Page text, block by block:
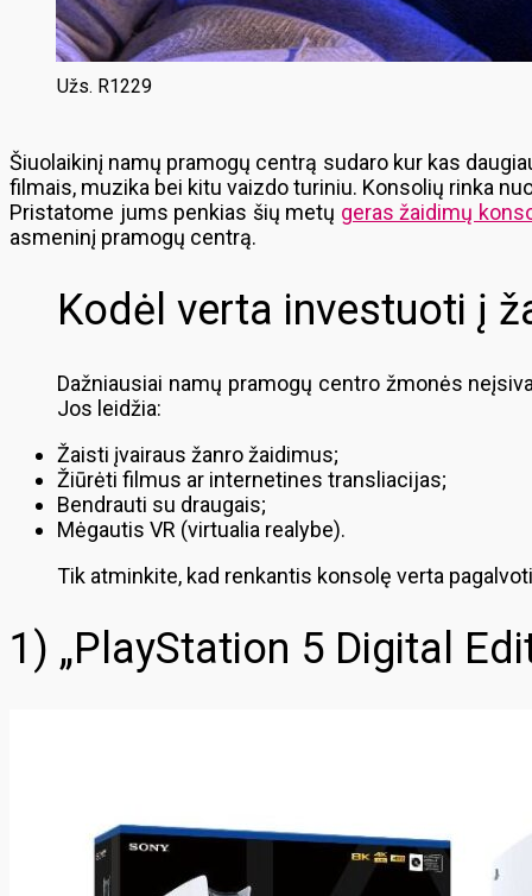
Užs. R1229
Šiuolaikinį namų pramogų centrą sudaro kur kas
filmais, muzika bei kitu vaizdo turiniu. Konsolių rinka
Pristatome jums penkias šių metų geras žaidimų
asmeninį pramogų centrą.
Kodėl verta investuoti į
Dažniausiai namų pramogų centro žmonės
Jos leidžia:
Žaisti įvairaus žanro žaidimus;
Žiūrėti filmus ar internetines transliacijas;
Bendrauti su draugais;
Mėgautis VR (virtualia realybe).
Tik atminkite, kad renkantis konsolę verta
1) „PlayStation 5 Digital